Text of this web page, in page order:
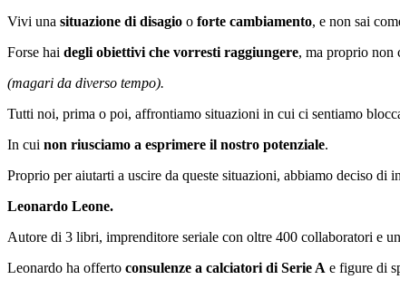
Vivi una situazione di disagio o forte cambiamento, e non sai
Forse hai degli obiettivi che vorresti raggiungere, ma proprio
(magari da diverso tempo).
Tutti noi, prima o poi, affrontiamo situazioni in cui ci sentiamo
In cui non riusciamo a esprimere il nostro potenziale.
Proprio per aiutarti a uscire da queste situazioni, abbiamo deciso
Leonardo Leone.
Autore di 3 libri, imprenditore seriale con oltre 400 collaboratori e un
Leonardo ha offerto consulenze a calciatori di Serie A e figure di